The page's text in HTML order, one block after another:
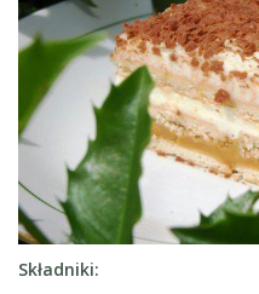
Składniki: